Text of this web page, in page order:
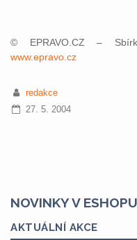
© EPRAVO.CZ –
www.epravo.cz
redakce
27. 5. 2004
NOVINKY V ESHOPU
AKTUÁLNÍ AKCE